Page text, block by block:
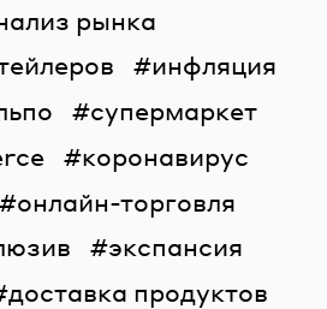
рынка
инфляция
супермаркет
коронавирус
онлайн-торговля
экспансия
доставка продуктов